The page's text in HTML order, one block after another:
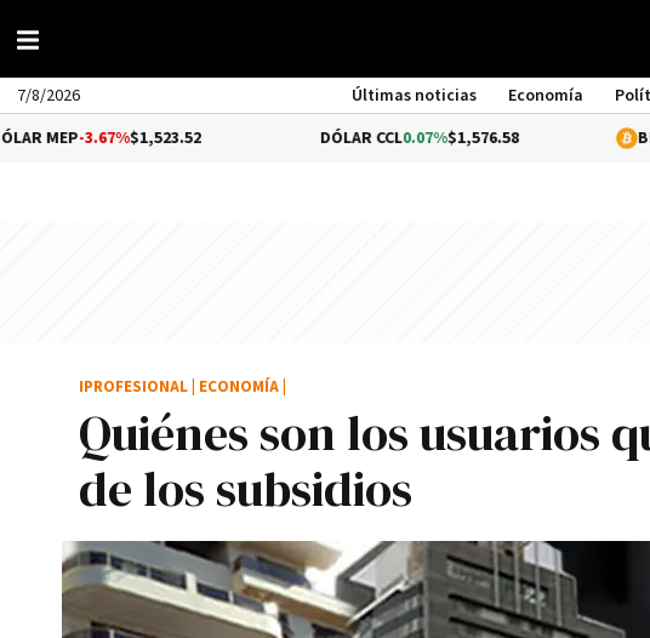
7/8/2026 Últimas noticias Economía
$1,523.52 0.07%$1,576.58
Quiénes son los usuarios
de los subsidios
IPROFESIONAL ECONOMÍA